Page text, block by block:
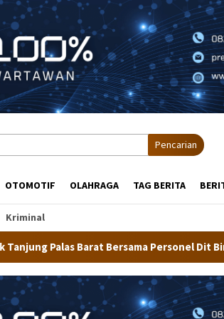
Pencarian
OTOMOTIF OLAHRAGA TAG BERITA
Kriminal
Personel Dit Binmas Polda Kaltara Salurkan